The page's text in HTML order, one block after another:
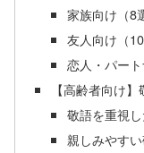
家族向け（8
友人向け（10
恋人・パート
【高齢者向け
敬語を重視
親しみやす